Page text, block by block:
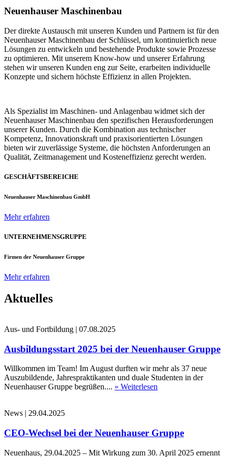
Neuenhauser Maschinenbau
Der direkte Austausch mit unseren Kunden und Partnern ist für den
Neuenhauser Maschinenbau der Schlüssel, um kontinuierlich neue
Lösungen zu entwickeln und bestehende Produkte sowie Prozesse
zu optimieren. Mit unserem Know-how und unserer Erfahrung
stehen wir unseren Kunden eng zur Seite, erarbeiten individuelle
Konzepte und sichern höchste Effizienz in allen Projekten.
Als Spezialist im Maschinen- und Anlagenbau widmet sich der
Neuenhauser Maschinenbau den spezifischen Herausforderungen
unserer Kunden. Durch die Kombination aus technischer
Kompetenz, Innovationskraft und praxisorientierten Lösungen
bieten wir zuverlässige Systeme, die höchsten Anforderungen an
Qualität, Zeitmanagement und Kosteneffizienz gerecht werden.
GESCHÄFTSBEREICHE
Neuenhauser Maschinenbau GmbH
Mehr erfahren
UNTERNEHMENSGRUPPE
Firmen der Neuenhauser Gruppe
Mehr erfahren
Aktuelles
Aus- und Fortbildung | 07.08.2025
Ausbildungsstart 2025 bei der Neuenhauser Gruppe
Willkommen im Team! Im August durften wir mehr als 37 neue
Auszubildende, Jahrespraktikanten und duale Studenten in der
Neuenhauser Gruppe begrüßen.... » Weiterlesen
News | 29.04.2025
CEO-Wechsel bei der Neuenhauser Gruppe
Neuenhaus, 29.04.2025 – Mit Wirkung zum 30. April 2025 ernennt